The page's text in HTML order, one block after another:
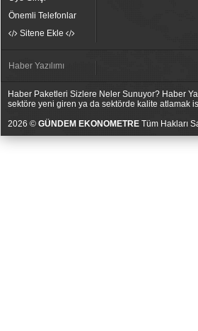
Önemli Telefonlar
Sitene Ekle
Haber Yazılımı
Haber Paketleri Sizlere Neler Sunuyor? Haber
sektöre yeni giren ya da sektörde kalite atlamak
2026 © GÜNDEM EKONOMETRE Tüm Hakları